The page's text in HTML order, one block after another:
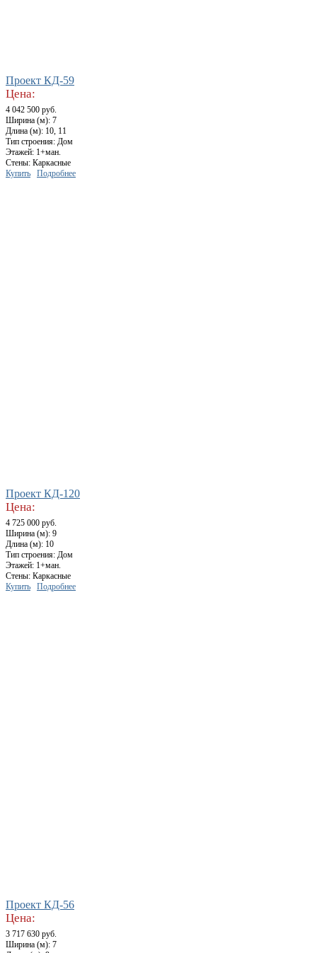
Проект КД-59
Цена:
4 042 500 руб.
Ширина (м): 7
Длина (м): 10, 11
Тип строения: Дом
Этажей: 1+ман.
Стены: Каркасные
Купить
Подробнее
Проект КД-120
Цена:
4 725 000 руб.
Ширина (м): 9
Длина (м): 10
Тип строения: Дом
Этажей: 1+ман.
Стены: Каркасные
Купить
Подробнее
Проект КД-56
Цена:
3 717 630 руб.
Ширина (м): 7